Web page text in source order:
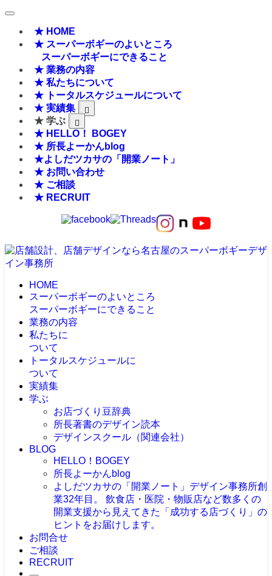
★ HOME
★ スーパーボギーのよいところ
スーパーボギーにできること
★ 業務の内容
★ 私たちについて
★ トータルスケジュールについて
★ 実績集
★ 学ぶ
★ HELLO！ BOGEY
★ 所長よーかんblog
★よしだツカサの「開業ノート」
★ お問い合わせ
★ ご相談
★ RECRUIT
HOME
スーパーボギーのよいところ
スーパーボギーにできること
業務の内容
私たちに
ついて
トータルスケジュールに
ついて
実績集
学ぶ
お店づくり豆辞典
所長著書のデザイン読本
デザインスクール（関連会社）
BLOG
HELLO！BOGEY
所長よーかんblog
よしだツカサの「開業ノート」 デザイン事務所創
業32年目。 飲食店・医院・物販店など数多くの
開業支援から見えてきた「成功する店づくり」の
ヒントをお届けします。
お問合せ
ご相談
RECRUIT